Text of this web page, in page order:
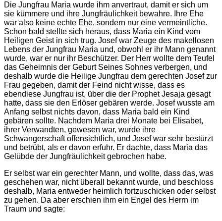
Die Jungfrau Maria wurde ihm anvertraut, damit er sich um
sie kümmere und ihre Jungfräulichkeit bewahre. Ihre Ehe
war also keine echte Ehe, sondern nur eine vermeintliche.
Schon bald stellte sich heraus, dass Maria ein Kind vom
Heiligen Geist in sich trug. Josef war Zeuge des makellosen
Lebens der Jungfrau Maria und, obwohl er ihr Mann genannt
wurde, war er nur ihr Beschützer. Der Herr wollte dem Teufel
das Geheimnis der Geburt Seines Sohnes verbergen, und
deshalb wurde die Heilige Jungfrau dem gerechten Josef zur
Frau gegeben, damit der Feind nicht wisse, dass es
ebendiese Jungfrau ist, über die der Prophet Jesaja gesagt
hatte, dass sie den Erlöser gebären werde. Josef wusste am
Anfang selbst nichts davon, dass Maria bald ein Kind
gebären sollte. Nachdem Maria drei Monate bei Elisabet,
ihrer Verwandten, gewesen war, wurde ihre
Schwangerschaft offensichtlich, und Josef war sehr bestürzt
und betrübt, als er davon erfuhr. Er dachte, dass Maria das
Gelübde der Jungfräulichkeit gebrochen habe.
Er selbst war ein gerechter Mann, und wollte, dass das, was
geschehen war, nicht überall bekannt wurde, und beschloss
deshalb, Maria entweder heimlich fortzuschicken oder selbst
zu gehen. Da aber erschien ihm ein Engel des Herrn im
Traum und sagte: